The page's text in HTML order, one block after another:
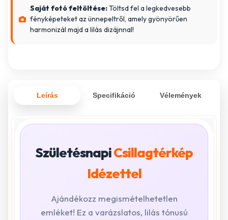
Saját fotó feltöltése:Töltsd fel a legkedvesebb
fényképeteket az ünnepeltről, amely gyönyörűen
harmonizál majd a lilás dizájnnal!
Leírás Specifikáció Vélemények
SzületésnapiCsillagtérkép
Idézettel
Ajándékozz megismételhetetlen
emléket! Ez a varázslatos, lilás tónusú